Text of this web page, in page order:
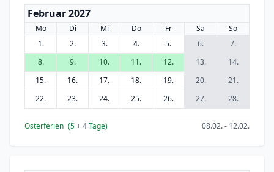
Februar 2027
Mo Di Mi Do Fr Sa
So
1.
2. 3. 4. 5. 6.
7.
8.
9. 10. 11. 12. 13.
14.
15.
16. 17. 18. 19. 20.
21.
22.
23. 24. 25. 26. 27. 28.
Osterferien (5+ 4Tage) 08.02. - 12.02.